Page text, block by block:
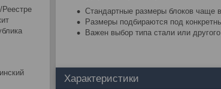
Стандартные размеры блоков чаще
Размеры подбираются под
Важен выбор типа стали или
Характеристики
Реестре